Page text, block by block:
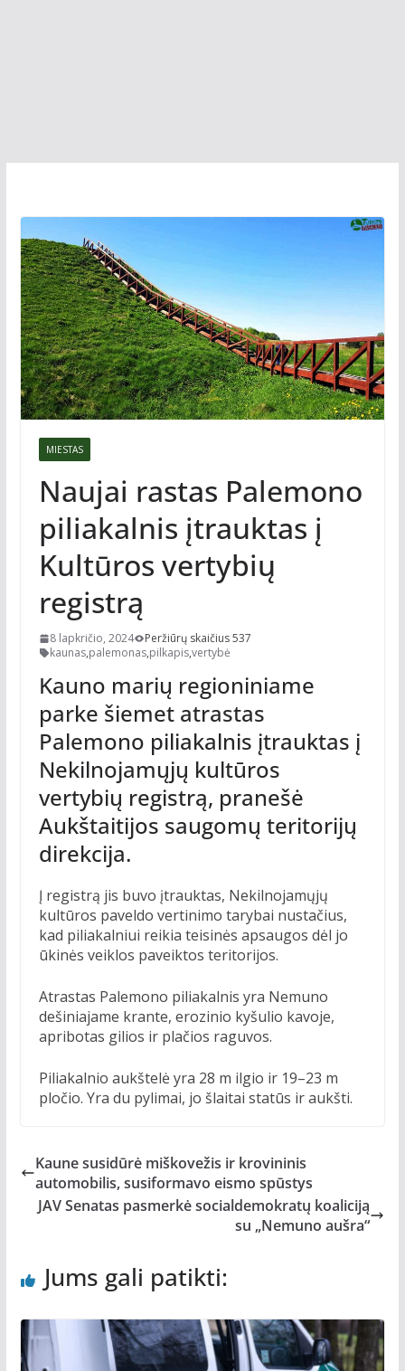
MIESTAS
Naujai rastas Palemono
piliakalnis įtrauktas į
Kultūros vertybių
registrą
8 lapkričio, 2024
Peržiūrų skaičius 537
kaunas,palemonas,pilkapis,vertybė
Kauno marių regioniniame
parke šiemet atrastas
Palemono piliakalnis įtrauktas į
Nekilnojamųjų kultūros
vertybių registrą, pranešė
Aukštaitijos saugomų teritorijų
direkcija.
Į registrą jis buvo įtrauktas, Nekilnojamųjų
kultūros paveldo vertinimo tarybai nustačius,
kad piliakalniui reikia teisinės apsaugos dėl jo
ūkinės veiklos paveiktos teritorijos.
Atrastas Palemono piliakalnis yra Nemuno
dešiniajame krante, erozinio kyšulio kavoje,
apribotas gilios ir plačios raguvos.
Piliakalnio aukštelė yra 28 m ilgio ir 19–23 m
pločio. Yra du pylimai, jo šlaitai statūs ir aukšti.
Kaune susidūrė miškovežis ir krovininis
automobilis, susiformavo eismo spūstys
JAV Senatas pasmerkė socialdemokratų koaliciją
su „Nemuno aušra“
Jums gali patikti: